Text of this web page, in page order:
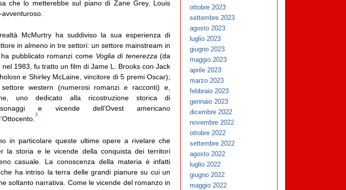
che lo metterebbe sul piano di Zane Grey, Louis
McMurtry ha suddiviso la sua esperienza di
in almeno in tre settori: un settore mainstream in
pubblicato romanzi come Voglia di tenerezza(da
nel 1983, fu tratto un film di Jame L. Brooks con Jack
e Shirley McLaine, vincitore di 5 premi Oscar);
western (numerosi romanzi e racconti) e,
uno dedicato alla ricostruzione storica di
e vicende dell’Ovest americano
3
in particolare queste ultime opere a rivelare che
la storia e le vicende della conquista dei territori
casuale. La conoscenza della materia è infatti
ha intriso la terra delle grandi pianure su cui un
soltanto narrativa. Come le vicende del romanzo in
ottobre 2023
settembre 2023
agosto 2023
luglio 2023
giugno 2023
maggio 2023
aprile 2023
marzo 2023
febbraio 2023
gennaio 2023
dicembre 2022
novembre 2022
ottobre 2022
settembre 2022
agosto 2022
luglio 2022
giugno 2022
maggio 2022